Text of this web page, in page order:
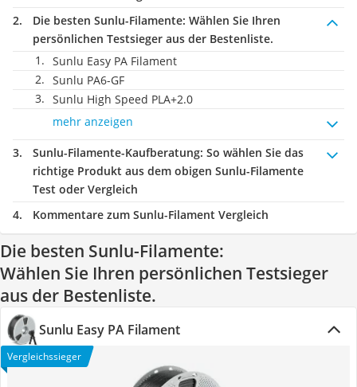
Die besten Sunlu-Filamente: Wählen Sie Ihren
persönlichen Testsieger aus der Bestenliste.
Sunlu Easy PA Filament
Sunlu PA6-GF
Sunlu High Speed PLA+2.0
mehr anzeigen
Sunlu-Filamente-Kaufberatung: So wählen Sie das
richtige Produkt aus dem obigen Sunlu-Filamente
Test oder Vergleich
Kommentare zum Sunlu-Filament Vergleich
Die besten Sunlu-Filamente:
Wählen Sie Ihren persönlichen Testsieger
aus der Bestenliste.
Sunlu Easy PA Filament
Vergleichssieger